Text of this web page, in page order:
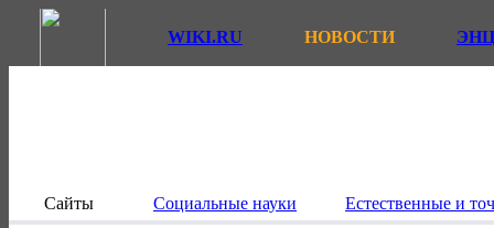
WIKI.RU НОВОСТИ
Сайты Социальные науки Естественные и